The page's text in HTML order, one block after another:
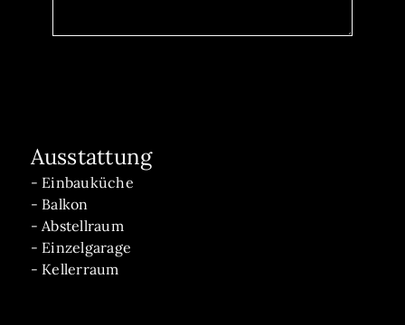
Ausstattung
- Einbauküche
- Balkon
- Abstellraum
- Einzelgarage
- Kellerraum